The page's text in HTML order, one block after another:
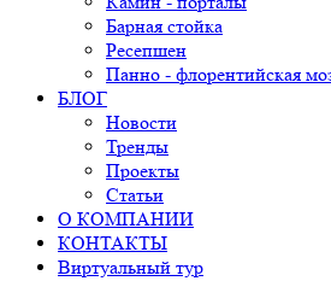
Барная стойка
Ресепшен
Панно - флорентийская
БЛОГ
Новости
Тренды
Проекты
Статьи
О КОМПАНИИ
КОНТАКТЫ
Виртуальный тур